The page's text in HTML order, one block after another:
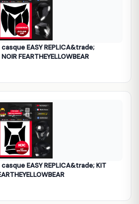
EASY REPLICA&trade;
FEARTHEYELLOWBEAR
EASY REPLICA&trade; KIT